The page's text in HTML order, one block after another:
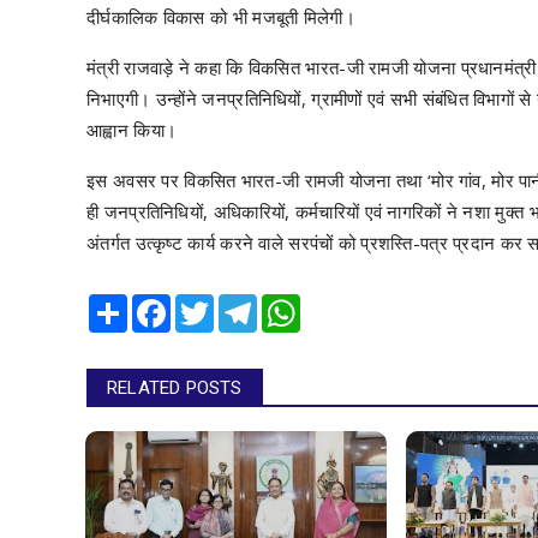
दीर्घकालिक विकास को भी मजबूती मिलेगी।
मंत्री राजवाड़े ने कहा कि विकसित भारत-जी रामजी योजना
निभाएगी। उन्होंने जनप्रतिनिधियों, ग्रामीणों एवं सभी संबंधित
आह्वान किया।
इस अवसर पर विकसित भारत-जी रामजी योजना तथा ‘मोर गांव, मोर
ही जनप्रतिनिधियों, अधिकारियों, कर्मचारियों एवं नागरिकों ने नशा
अंतर्गत उत्कृष्ट कार्य करने वाले सरपंचों को प्रशस्ति-पत्र प्रदान कर
Share Facebook
TwitterTelegram
RELATED POSTS